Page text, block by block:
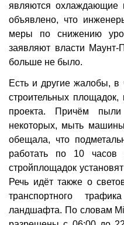
являются
объявлено, что
меры по снижению
заявляют власти
больше не было.
Есть и другие жалобы,
строительных
проекта. Причём
некоторых, мыть
обещала, что
работать по 10
стройплощадок
Речь идёт также о
транспортного
ландшафта. По словам